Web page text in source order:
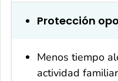
Protección
Menos tiempo
actividad familiar